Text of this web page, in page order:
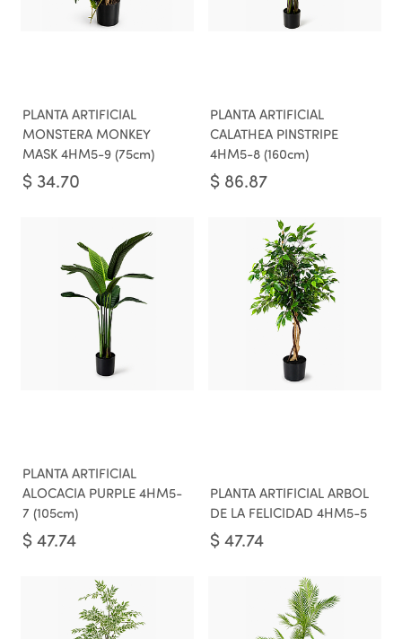
PLANTA ARTIFICIAL
MONSTERA MONKEY
MASK 4HM5-9 (75cm)
$ 34.70
PLANTA ARTIFICIAL
CALATHEA PINSTRIPE
4HM5-8 (160cm)
$ 86.87
PLANTA ARTIFICIAL
ALOCACIA PURPLE 4HM5-
7 (105cm)
$ 47.74
PLANTA ARTIFICIAL ARBOL
DE LA FELICIDAD 4HM5-5
$ 47.74